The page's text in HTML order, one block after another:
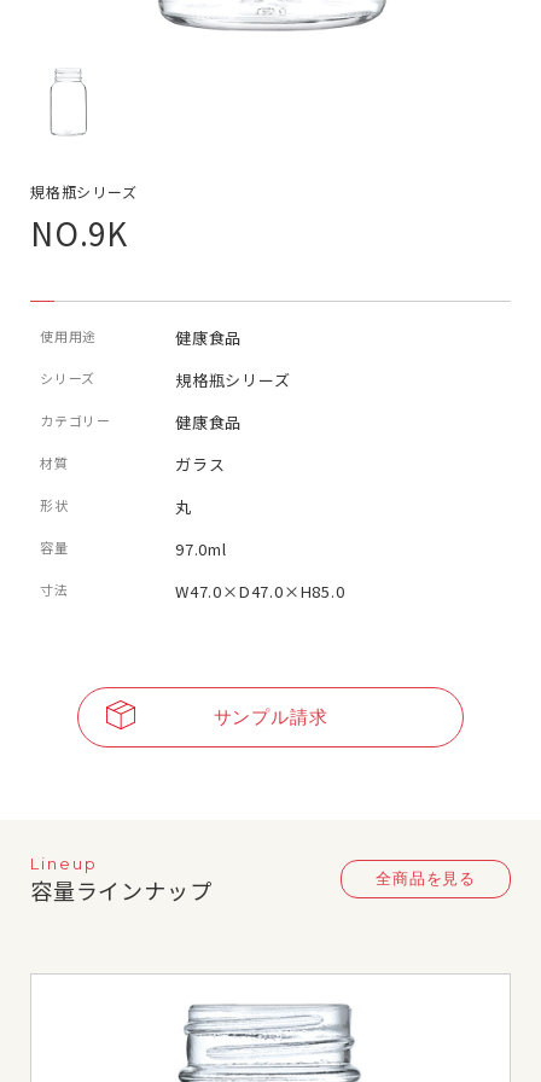
規格瓶シリーズ
NO.9K
使用用途 健康食品
シリーズ 規格瓶シリーズ
カテゴリー 健康食品
材質 ガラス
形状 丸
容量 97.0ml
寸法 W47.0×D47.0×H85.0
サンプル請求
Lineup
容量ラインナップ 全商品を見る